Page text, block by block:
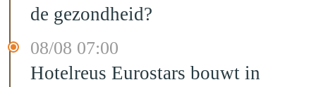
de gezondheid?
08/08 07:00
Hotelreus Eurostars bouwt in